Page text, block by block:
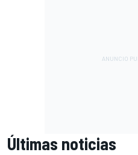
Últimas noticias